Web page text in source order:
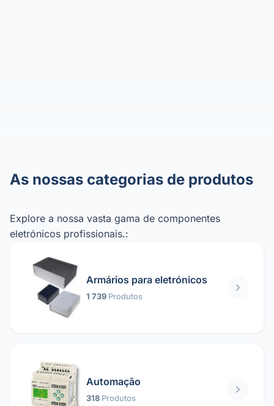
As nossas categorias de produtos
Explore a nossa vasta gama de componentes
eletrónicos profissionais.:
Armários para eletrónicos
1 739 Produtos
Automação
318 Produtos